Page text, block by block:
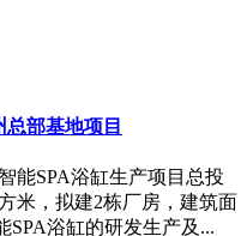
部基地项目
能SPA浴缸生产项目总投
米，拟建2栋厂房，建筑面
SPA浴缸的研发生产及...